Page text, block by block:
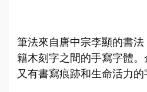
筆法來自唐中宗李顯的書
籍木刻字之間的手寫字體
又有書寫痕跡和生命活力的